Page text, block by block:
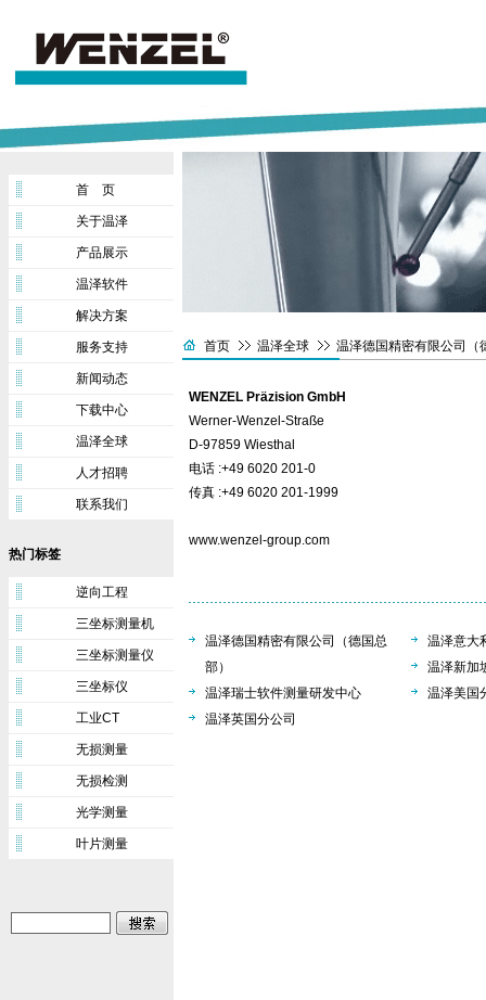
首 页
关于温泽
产品展示
温泽软件
解决方案
服务支持
新闻动态
下载中心
温泽全球
人才招聘
联系我们
热门标签
逆向工程
三坐标测量机
三坐标测量仪
三坐标仪
工业CT
无损测量
无损检测
光学测量
叶片测量
首页 温泽全球 温泽德国精密有限公司（
WENZEL Präzision GmbH
Werner-Wenzel-Straße
D-97859 Wiesthal
电话 :+49 6020 201-0
传真 :+49 6020 201-1999
www.wenzel-group.com
温泽德国精密有限公司（德国总
部）
温泽意大
温泽新加
温泽瑞士软件测量研发中心
温泽美国
温泽英国分公司